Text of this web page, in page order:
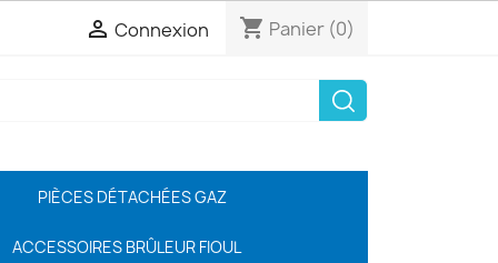
 Connexion shopping_cart Panier (0)
PIÈCES DÉTACHÉES GAZ
ACCESSOIRES BRÛLEUR FIOUL